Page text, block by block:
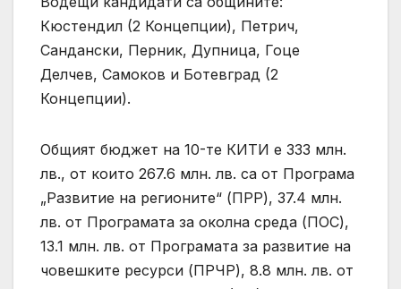
Кюстендил (2 Концепции), Петрич,
Сандански, Перник, Дупница, Гоце
Делчев, Самоков и Ботевград (2
Концепции).
Общият бюджет на 10-те КИТИ е 333 млн.
лв., от които 267.6 млн. лв. са от Програма
„Развитие на регионите“ (ПРР), 37.4 млн.
лв. от Програмата за околна среда (ПОС),
13.1 млн. лв. от Програмата за развитие на
човешките ресурси (ПРЧР), 8.8 млн. лв. от